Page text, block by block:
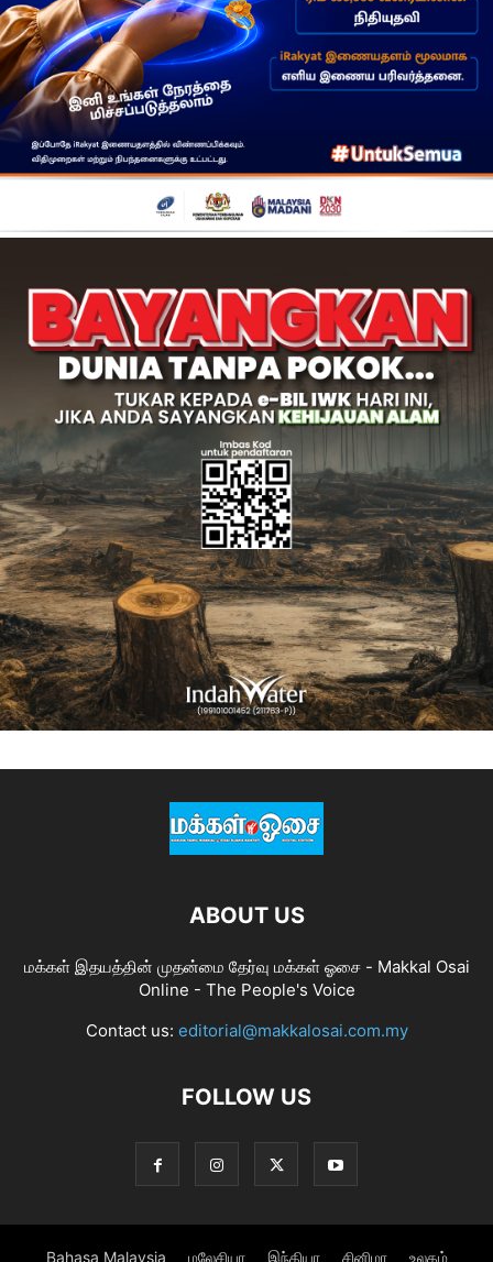
ABOUT US
மக்கள் இதயத்தின் முதன்மை தேர்வு மக்கள் ஓசை - Makkal Osai
Online - The People's Voice
Contact us: editorial@makkalosai.com.my
FOLLOW US
Bahasa Malaysia மலேசியா இந்தியா சினிமா உலகம்